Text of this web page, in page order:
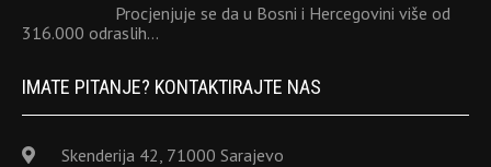
Procjenjuje se da u Bosni i Hercegovini više od
316.000 odraslih…
IMATE PITANJE? KONTAKTIRAJTE NAS
Skenderija 42, 71000 Sarajevo